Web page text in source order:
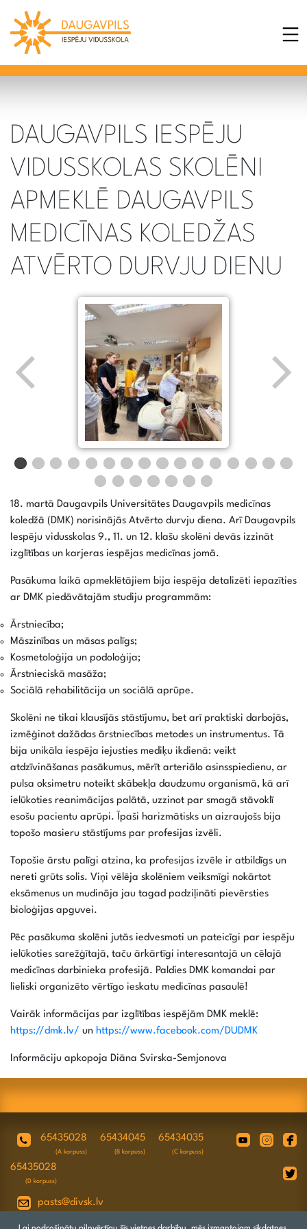
DAUGAVPILS IESPĒJU
VIDUSSKOLAS SKOLĒNI
APMEKLĒ DAUGAVPILS
MEDICĪNAS KOLEDŽAS
ATVĒRTO DURVJU DIENU
18. martā Daugavpils Universitātes Daugavpils medicīnas
koledžā (DMK) norisinājās Atvērto durvju diena. Arī Daugavpils
Iespēju vidusskolas 9., 11. un 12. klašu skolēni devās izzināt
izglītības un karjeras iespējas medicīnas jomā.
Pasākuma laikā apmeklētājiem bija iespēja detalizēti iepazīties
ar DMK piedāvātajām studiju programmām:
Ārstniecība;
Māszinības un māsas palīgs;
Kosmetoloģija un podoloģija;
Ārstnieciskā masāža;
Sociālā rehabilitācija un sociālā aprūpe.
Skolēni ne tikai klausījās stāstījumu, bet arī praktiski darbojās,
izmēģinot dažādas ārstniecības metodes un instrumentus. Tā
bija unikāla iespēja iejusties mediķu ikdienā: veikt
atdzīvināšanas pasākumus, mērīt arteriālo asinsspiedienu, ar
pulsa oksimetru noteikt skābekļa daudzumu organismā, kā arī
ielūkoties reanimācijas palātā, uzzinot par smagā stāvoklī
esošu pacientu aprūpi. Īpaši harizmātisks un aizraujošs bija
topošo masieru stāstījums par profesijas izvēli.
Topošie ārstu palīgi atzina, ka profesijas izvēle ir atbildīgs un
nereti grūts solis. Viņi vēlēja skolēniem veiksmīgi nokārtot
eksāmenus un mudināja jau tagad padziļināti pievērsties
bioloģijas apguvei.
Pēc pasākuma skolēni jutās iedvesmoti un pateicīgi par iespēju
ielūkoties sarežģītajā, taču ārkārtīgi interesantajā un cēlajā
medicīnas darbinieka profesijā. Paldies DMK komandai par
lieliski organizēto vērtīgo ieskatu medicīnas pasaulē!
Vairāk informācijas par izglītības iespējām DMK meklē:
https://dmk.lv/ un https://www.facebook.com/DUDMK
Informāciju apkopoja Diāna Svirska-Semjonova
65435028
(A korpuss)
65434045
(B korpuss)
65434035
(C korpuss)
65435028
(D korpuss)
pasts@divsk.lv
Juridiskā adrese: Daugavpils, Valkas ielā